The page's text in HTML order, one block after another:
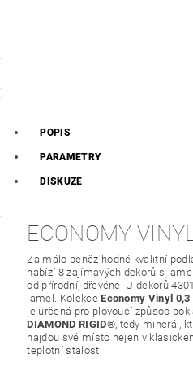
POPIS
PARAMETRY
DISKUZE
ECONOMY
Za málo peněz hodně kvalitní
nabízí 8 zajímavých dekorů s
od přírodní, dřevěné. U dekorů
lamel. KolekceEconomy Vinyl 0,3
je určená pro plovoucí způsob
DIAMOND RIGID®, tedy minerál,
najdou své místo nejen v
teplotní stálost.